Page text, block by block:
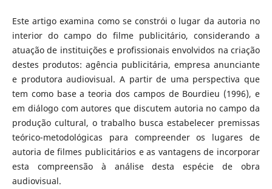
Este artigo examina como se constrói o lugar da autoria no
interior do campo do filme publicitário, considerando a
atuação de instituições e profissionais envolvidos na criação
destes produtos: agência publicitária, empresa anunciante
e produtora audiovisual. A partir de uma perspectiva que
tem como base a teoria dos campos de Bourdieu (1996), e
em diálogo com autores que discutem autoria no campo da
produção cultural, o trabalho busca estabelecer premissas
teórico-metodológicas para compreender os lugares de
autoria de filmes publicitários e as vantagens de incorporar
esta compreensão à análise desta espécie de obra
audiovisual.